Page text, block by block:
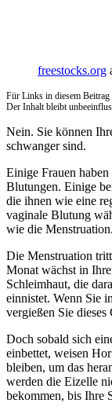
freestocks.org
Für Links in diesem Beitrag
Der Inhalt bleibt
Nein. Sie können
schwanger sind.
Einige Frauen
Blutungen. Einige
die ihnen wie eine
vaginale Blutung
wie die Menstruation.
Die Menstruation
Monat wächst in
Schleimhaut, die
einnistet. Wenn Sie
vergießen Sie
Doch sobald sich
einbettet, weisen
bleiben, um das
werden die Eizelle
bekommen, bis Ihre